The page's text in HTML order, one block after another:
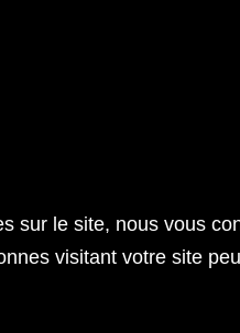
sur le site, nous vous
visitant votre site